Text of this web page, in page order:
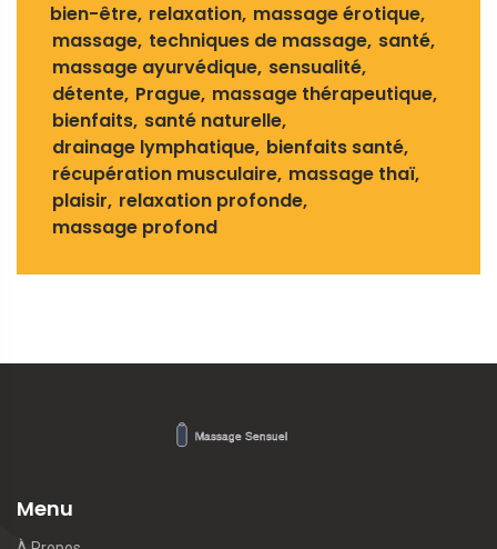
bien-être relaxation massage érotique
massage techniques de massage santé
massage ayurvédique sensualité
détente Prague massage thérapeutique
bienfaits santé naturelle
drainage lymphatique bienfaits santé
récupération musculaire massage thaï
plaisir relaxation profonde
massage profond
Menu